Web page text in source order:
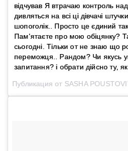
відчував Я втрачаю контроль
дивляться на всі ці дівчачі
шопоголік.. Просто це єдиний
Пам'ятаєте про мою обіцянку?
сьогодні. Тільки от не знаю що
переможця.. Рандом? Чи якусь
запитання? і обрати дійсно ту,
Публикация от SASHA